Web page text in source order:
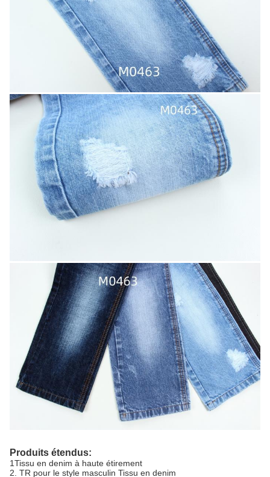
Produits étendus:
1Tissu en denim à haute étirement
2. TR pour le style masculin Tissu en denim